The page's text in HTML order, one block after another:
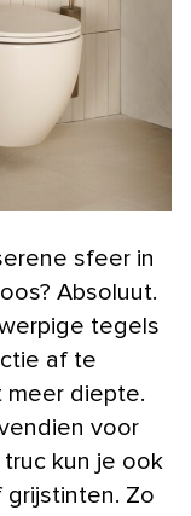
sfeer in
Absoluut.
tegels
af te
meer diepte.
voor
kun je ook
Zo